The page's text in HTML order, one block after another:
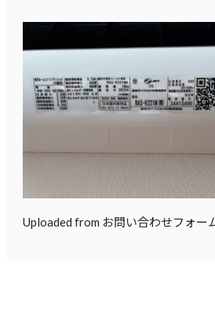
Uploaded from お問い合わせフォー